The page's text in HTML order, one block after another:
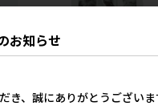
お知らせ
、誠にありがとうございま